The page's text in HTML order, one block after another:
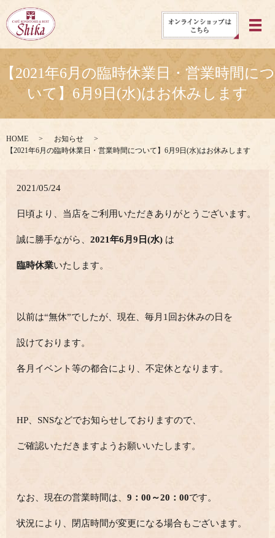
メ
【2021年6月の臨時休業日・営業時間につ
いて】6月9日(水)はお休みします
HOME
お知らせ
【2021年6月の臨時休業日・営業時間について】6月9日(水)はお休みします
2021/05/24
日頃より、当店をご利用いただきありがとうございます。
誠に勝手ながら、2021年6月9日(水) は
臨時休業いたします。
以前は“無休”でしたが、現在、毎月1回お休みの日を
設けております。
各月イベント等の都合により、不定休となります。
HP、SNSなどでお知らせしておりますので、
ご確認いただきますようお願いいたします。
なお、現在の営業時間は、9：00～20：00です。
状況により、閉店時間が変更になる場合もございます。